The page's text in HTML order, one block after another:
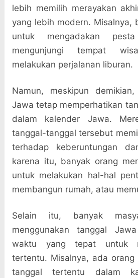
lebih memilih merayakan
yang lebih modern. Misalnya,
untuk mengadakan
mengunjungi tempat
melakukan perjalanan liburan.
Namun, meskipun
Jawa tetap memperhatikan
dalam kalender Jawa.
tanggal-tanggal tersebut
terhadap keberuntungan
karena itu, banyak orang
untuk melakukan hal-hal
membangun rumah, atau
Selain itu, banyak
menggunakan tanggal
waktu yang tepat untuk
tertentu. Misalnya, ada
tanggal tertentu dalam